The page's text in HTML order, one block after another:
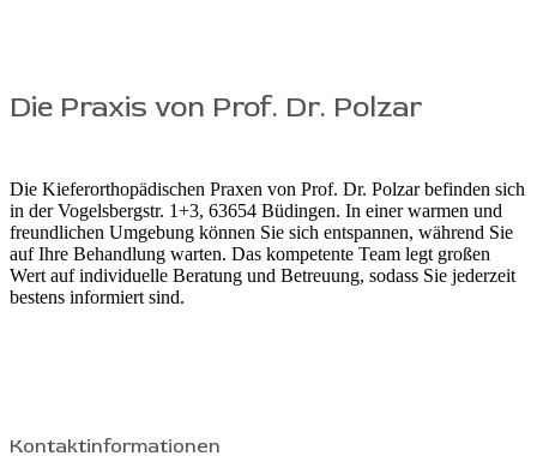
Die Praxis von Prof. Dr. Polzar
Die Kieferorthopädischen Praxen von Prof. Dr. Polzar befinden sich
in der Vogelsbergstr. 1+3, 63654 Büdingen. In einer warmen und
freundlichen Umgebung können Sie sich entspannen, während Sie
auf Ihre Behandlung warten. Das kompetente Team legt großen
Wert auf individuelle Beratung und Betreuung, sodass Sie jederzeit
bestens informiert sind.
Kontaktinformationen